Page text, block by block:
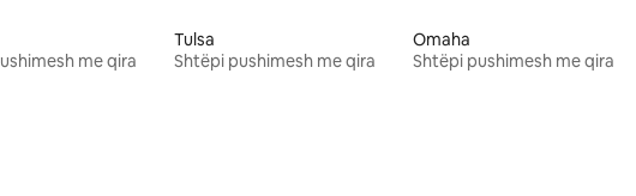
me qira
Tulsa
Shtëpi pushimesh me qira
Omaha
Shtëpi pushimesh me qira